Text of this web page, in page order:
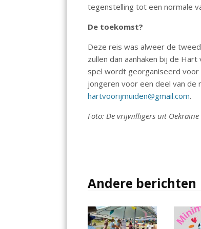
tegenstelling tot een normale
De toekomst?
Deze reis was alweer de
zullen dan aanhaken bij de
spel wordt georganiseerd voor
jongeren voor een deel van de
hartvoorijmuiden@gmail.com.
Foto: De vrijwilligers uit
Andere berichten